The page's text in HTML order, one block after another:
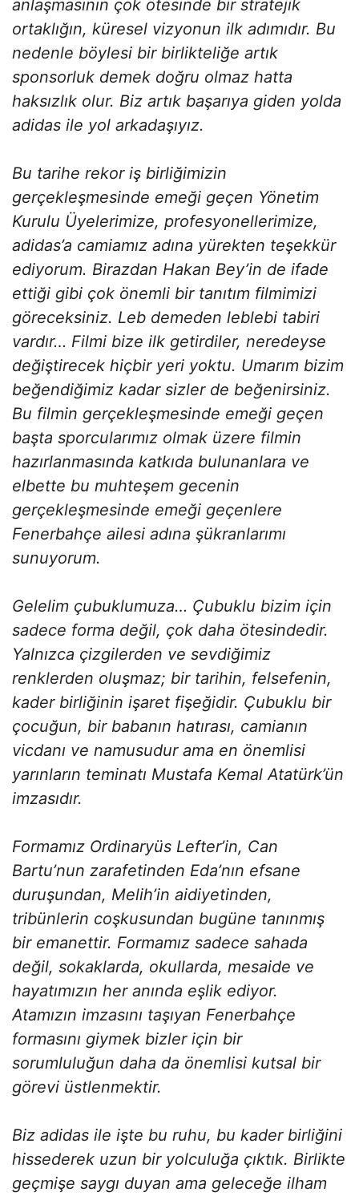
anlaşmasının çok ötesinde bir stratejik
ortaklığın, küresel vizyonun ilk adımıdır. Bu
nedenle böylesi bir birlikteliğe artık
sponsorluk demek doğru olmaz hatta
haksızlık olur. Biz artık başarıya giden yolda
adidas ile yol arkadaşıyız.
Bu tarihe rekor iş birliğimizin
gerçekleşmesinde emeği geçen Yönetim
Kurulu Üyelerimize, profesyonellerimize,
adidas’a camiamız adına yürekten teşekkür
ediyorum. Birazdan Hakan Bey’in de ifade
ettiği gibi çok önemli bir tanıtım filmimizi
göreceksiniz. Leb demeden leblebi tabiri
vardır… Filmi bize ilk getirdiler, neredeyse
değiştirecek hiçbir yeri yoktu. Umarım bizim
beğendiğimiz kadar sizler de beğenirsiniz.
Bu filmin gerçekleşmesinde emeği geçen
başta sporcularımız olmak üzere filmin
hazırlanmasında katkıda bulunanlara ve
elbette bu muhteşem gecenin
gerçekleşmesinde emeği geçenlere
Fenerbahçe ailesi adına şükranlarımı
sunuyorum.
Gelelim çubuklumuza… Çubuklu bizim için
sadece forma değil, çok daha ötesindedir.
Yalnızca çizgilerden ve sevdiğimiz
renklerden oluşmaz; bir tarihin, felsefenin,
kader birliğinin işaret fişeğidir. Çubuklu bir
çocuğun, bir babanın hatırası, camianın
vicdanı ve namusudur ama en önemlisi
yarınların teminatı Mustafa Kemal Atatürk’ün
imzasıdır.
Formamız Ordinaryüs Lefter’in, Can
Bartu’nun zarafetinden Eda’nın efsane
duruşundan, Melih’in aidiyetinden,
tribünlerin coşkusundan bugüne tanınmış
bir emanettir. Formamız sadece sahada
değil, sokaklarda, okullarda, mesaide ve
hayatımızın her anında eşlik ediyor.
Atamızın imzasını taşıyan Fenerbahçe
formasını giymek bizler için bir
sorumluluğun daha da önemlisi kutsal bir
görevi üstlenmektir.
Biz adidas ile işte bu ruhu, bu kader birliğini
hissederek uzun bir yolculuğa çıktık. Birlikte
geçmişe saygı duyan ama geleceğe ilham